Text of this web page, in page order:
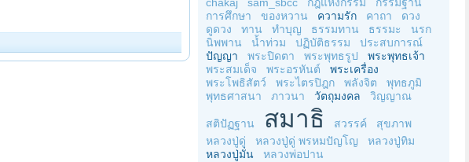
การศึกษา
ของหวาน ความรัก คาถา
ดวง
ดูดวง
ทาน ทำบุญ ธรรมทาน ธรรมะ
นรก
นิพพาน
น้ำท่วม ปฏิบัติธรรม
ประสบการณ์
ปัญญา
พระปิดตา พระพุทธรูป
พระพุทธเจ้า
พระสมเด็จ
พระอรหันต์
พระเครื่อง
พระโพธิสัตว์
พระไตรปิฎก พลังจิต
พุทธภูมิ
พุทธศาสนา
ภาวนา วัตถุมงคล วิญญาณ
สติปัฏฐาน สมาธิ สวรรค์
สุขภาพ
หลวงปู่ดู่
หลวงปู่ดู่ พรหมปัญโญ
หลวงปู่ทิม
หลวงปู่มั่น
หลวงพ่อปาน